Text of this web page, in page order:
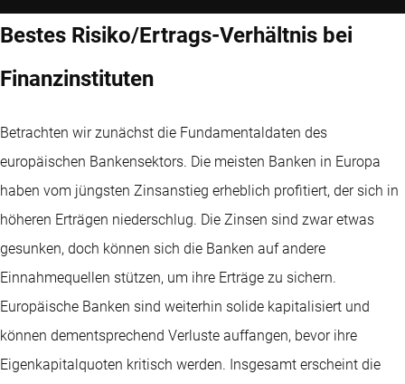
Bestes Risiko/Ertrags-Verhältnis bei
Finanzinstituten
Betrachten wir zunächst die Fundamentaldaten des
europäischen Bankensektors. Die meisten Banken in Europa
haben vom jüngsten Zinsanstieg erheblich profitiert, der sich in
höheren Erträgen niederschlug. Die Zinsen sind zwar etwas
gesunken, doch können sich die Banken auf andere
Einnahmequellen stützen, um ihre Erträge zu sichern.
Europäische Banken sind weiterhin solide kapitalisiert und
können dementsprechend Verluste auffangen, bevor ihre
Eigenkapitalquoten kritisch werden. Insgesamt erscheint die